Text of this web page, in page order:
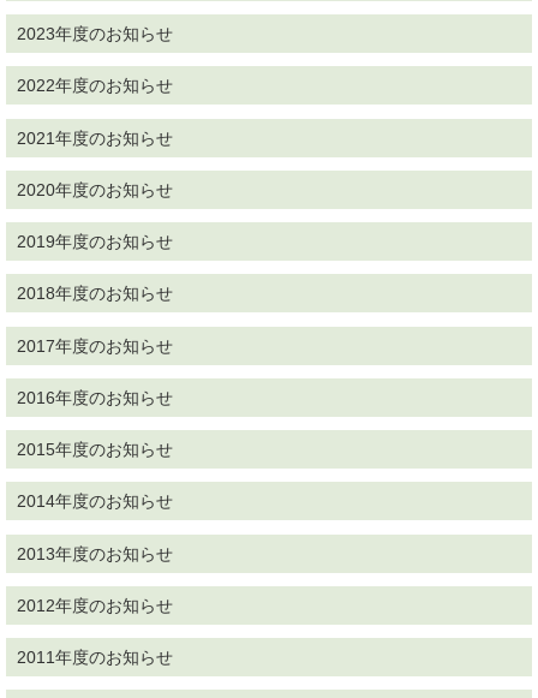
2023年度のお知らせ
2022年度のお知らせ
2021年度のお知らせ
2020年度のお知らせ
2019年度のお知らせ
2018年度のお知らせ
2017年度のお知らせ
2016年度のお知らせ
2015年度のお知らせ
2014年度のお知らせ
2013年度のお知らせ
2012年度のお知らせ
2011年度のお知らせ